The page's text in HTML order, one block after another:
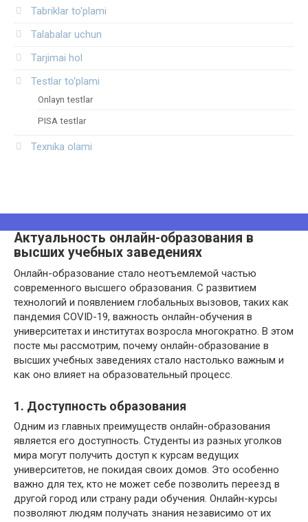
Tabriklar to'plami
Talabalar uchun
Tarjimai hol
Testlar to‘plami
Onlayn testlar
PISA testlar
Texnika olami
Актуальность онлайн-образования в
высших учебных заведениях
Онлайн-образование стало неотъемлемой частью
современного высшего образования. С развитием
технологий и появлением глобальных вызовов, таких как
пандемия COVID-19, важность онлайн-обучения в
университетах и институтах возросла многократно. В этом
посте мы рассмотрим, почему онлайн-образование в
высших учебных заведениях стало настолько важным и
как оно влияет на образовательный процесс.
1. Доступность образования
Одним из главных преимуществ онлайн-образования
является его доступность. Студенты из разных уголков
мира могут получить доступ к курсам ведущих
университетов, не покидая своих домов. Это особенно
важно для тех, кто не может себе позволить переезд в
другой город или страну ради обучения. Онлайн-курсы
позволяют людям получать знания независимо от их